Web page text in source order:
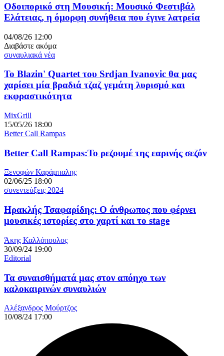
Οδοιπορικό στη Μουσική: Μουσικό Φεστιβάλ
Ελάτειας, η όμορφη συνήθεια που έγινε λατρεία
04/08/26 12:00
Διαβάστε ακόμα
συναυλιακά νέα
Το Blazin' Quartet του Srdjan Ivanovic θα μας
χαρίσει μία βραδιά τζαζ γεμάτη λυρισμό και
εκφραστικότητα
MixGrill
15/05/26 18:00
Better Call Rampas
Better Call Rampas:To ρεζουμέ της εαρινής σεζόν
Ξενοφών Καράμπαλης
02/06/25 18:00
συνεντεύξεις 2024
Ηρακλής Τσαφαρίδης: Ο άνθρωπος που φέρνει
μουσικές ιστορίες στο χαρτί και το stage
Άκης Καλλόπουλος
30/09/24 19:00
Editorial
Τα συναισθήματά μας στον απόηχο των
καλοκαιρινών συναυλιών
Αλέξανδρος Μούρτζος
10/08/24 17:00